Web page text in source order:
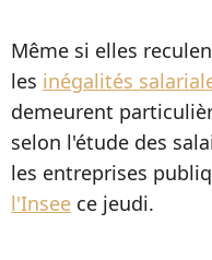
Même si elles
les inégalités
demeurent
selon l'étude des
les entreprises
l'Insee ce jeudi.